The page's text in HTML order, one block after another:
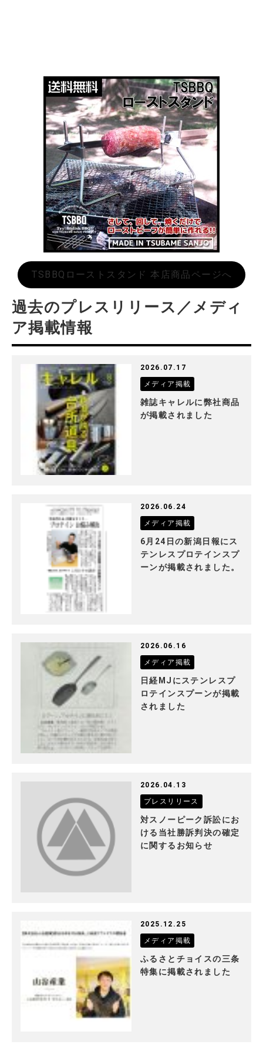
TSBBQローストスタンド 本店商品ページへ
過去のプレスリリース／メディ
ア掲載情報
2026.07.17
メディア掲載
雑誌キャレルに弊社商品
が掲載されました
2026.06.24
メディア掲載
6月24日の新潟日報にス
テンレスプロテインスプ
ーンが掲載されました。
2026.06.16
メディア掲載
日経MJにステンレスプ
ロテインスプーンが掲載
されました
2026.04.13
プレスリリース
対スノーピーク訴訟にお
ける当社勝訴判決の確定
に関するお知らせ
2025.12.25
メディア掲載
ふるさとチョイスの三条
特集に掲載されました